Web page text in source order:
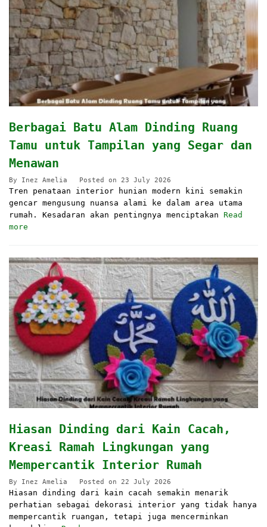
Berbagai Batu Alam Dinding Ruang
Tamu untuk Tampilan yang Segar dan
Menawan
By Inez Amelia Posted on 23 July 2026
Tren penataan interior hunian modern kini semakin
gencar mengusung nuansa alami ke dalam area utama
rumah. Kesadaran akan pentingnya menciptakan Read
more
Hiasan Dinding dari Kain Cacah,
Kreasi Ramah Lingkungan yang
Mempercantik Interior Rumah
By Inez Amelia Posted on 22 July 2026
Hiasan dinding dari kain cacah semakin menarik
perhatian sebagai dekorasi interior yang tidak hanya
mempercantik ruangan, tetapi juga mencerminkan